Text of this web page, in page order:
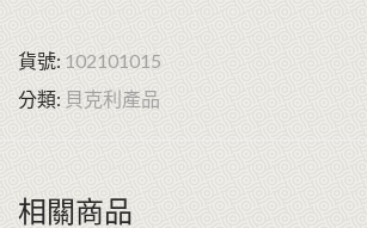
貨號: 102101015
分類: 貝克利產品
相關商品